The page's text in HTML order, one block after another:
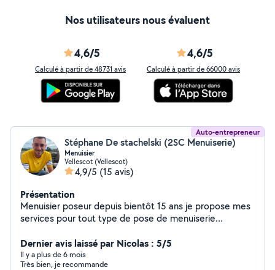
Nos utilisateurs nous évaluent
4,6/5
Calculé à partir de 48731 avis
4,6/5
Calculé à partir de 66000 avis
Auto-entrepreneur
Stéphane De stachelski (2SC Menuiserie)
Menuisier
Vellescot (Vellescot)
4,9/5 (15 avis)
Présentation
Menuisier poseur depuis bientôt 15 ans je propose mes
services pour tout type de pose de menuiserie
attentif au finitions.
Dernier avis laissé par Nicolas : 5/5
Il y a plus de 6 mois
Très bien, je recommande